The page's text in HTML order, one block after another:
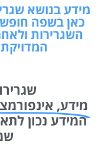
מידע בנושא
כאן בשפה
השגרירות
המדויקת
מידע,